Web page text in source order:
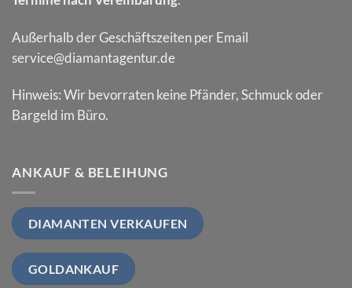
Außerhalb der Geschäftszeiten per Email
service@diamantagentur.de
Hinweis: Wir bevorraten keine Pfänder, Schmuck oder
Bargeld im Büro.
ANKAUF & BELEIHUNG
DIAMANTEN VERKAUFEN
GOLDANKAUF